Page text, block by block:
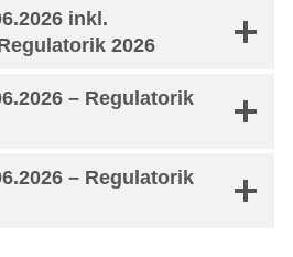
inkl.
2026
– Regulatorik
– Regulatorik